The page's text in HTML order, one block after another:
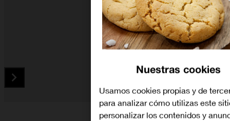
Diapositiva 1 de 5. Alcatel 2008G - Silver - imagen 1
Nuestras cookies
Usamos cookies propias y de
para analizar cómo utilizas este
personalizar los contenidos y